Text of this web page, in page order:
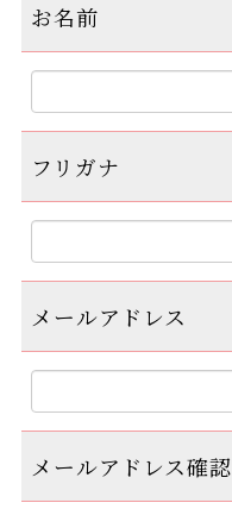
お名前
フリガナ
メールアドレス
メールアドレス確認